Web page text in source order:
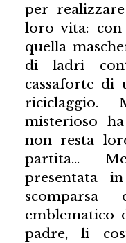
per
loro vita: con
quella
di ladri
cassaforte di
riciclaggio.
misterioso
non resta
partita…
presentata
emblematico
padre, li